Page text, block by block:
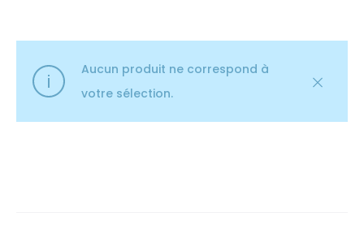
Aucun produit ne correspond à
votre sélection.